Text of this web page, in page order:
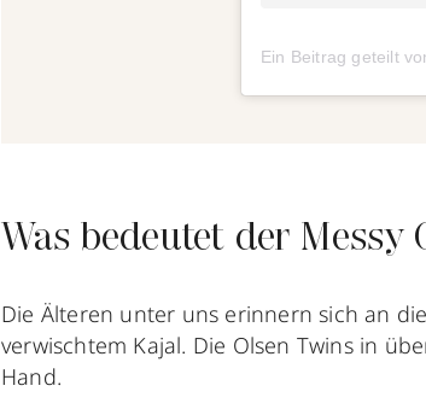
Was bedeutet der Messy
Die Älteren unter uns erinnern sich an
verwischtem Kajal. Die Olsen Twins in
Hand.